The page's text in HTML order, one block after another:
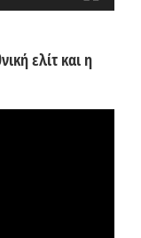
ελίτ και η